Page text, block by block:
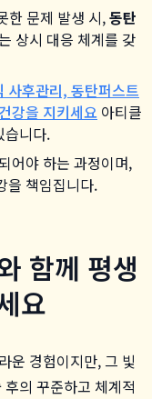
한 문제 발생 시,동탄
상시 대응 체계를 갖
사후관리, 동탄퍼스트
강을 지키세요 아티클
습니다.
어야 하는 과정이며,
을 책임집니다.
함께 평생
요
운 경험이지만, 그 빛
의 꾸준하고 체계적